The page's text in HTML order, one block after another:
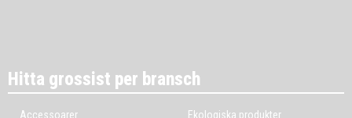
Hitta grossist per bransch
Accessoarer Ekologiska produkter